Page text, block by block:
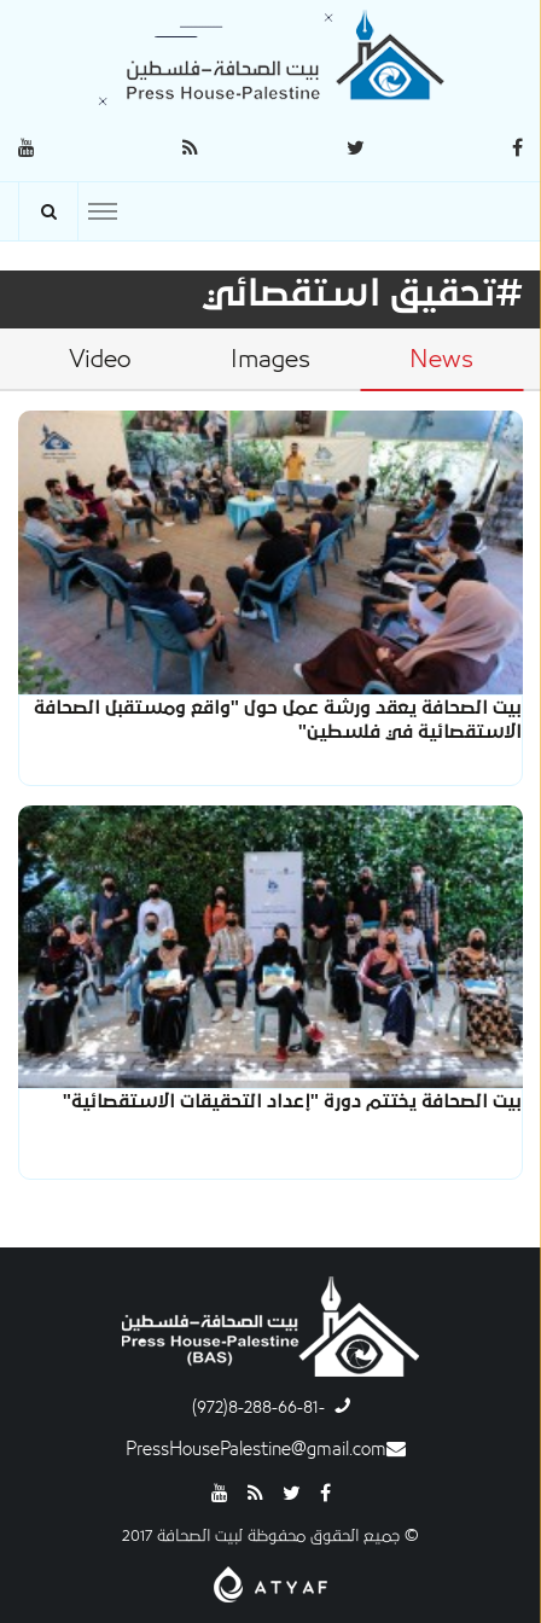
#تحقيق استقصائي
News
Images
Video
بيت الصحافة يعقد ورشة عمل حول "واقع ومستقبل الصحافة
الاستقصائية في فلسطين"
بيت الصحافة يختتم دورة "إعداد التحقيقات الاستقصائية"
-8-288-66-81(972)
PressHousePalestine@gmail.com
© جميع الحقوق محفوظة لبيت الصحافة 2017